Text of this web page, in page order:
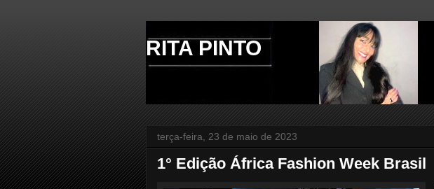
RITA PINTO
terça-feira, 23 de maio de 2023
1° Edição África Fashion Week Brasil